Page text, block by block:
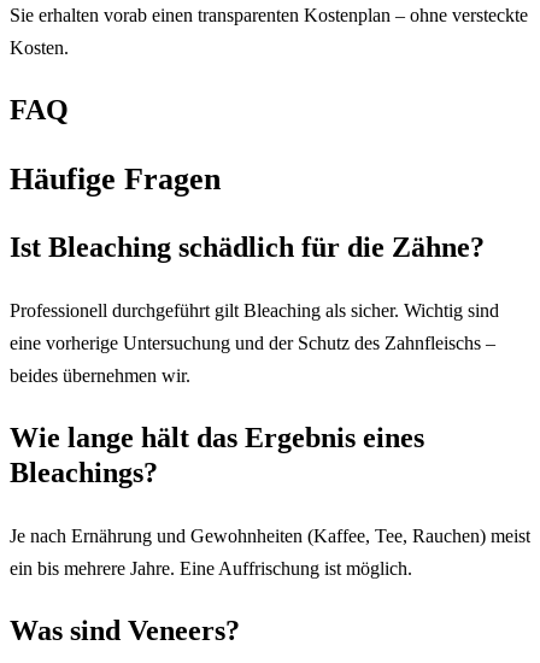
Sie erhalten vorab einen transparenten Kostenplan – ohne versteckte
Kosten.
FAQ
Häufige Fragen
Ist Bleaching schädlich für die Zähne?
Professionell durchgeführt gilt Bleaching als sicher. Wichtig sind
eine vorherige Untersuchung und der Schutz des Zahnfleischs –
beides übernehmen wir.
Wie lange hält das Ergebnis eines
Bleachings?
Je nach Ernährung und Gewohnheiten (Kaffee, Tee, Rauchen) meist
ein bis mehrere Jahre. Eine Auffrischung ist möglich.
Was sind Veneers?